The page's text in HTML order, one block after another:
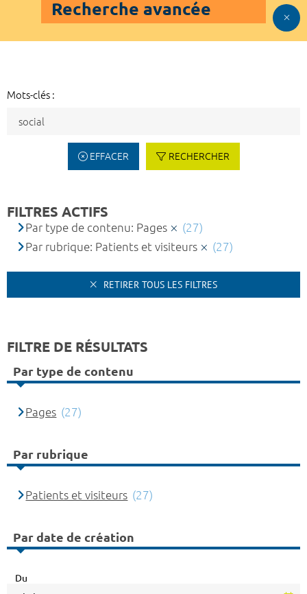
Recherche avancée
Mots-clés :
EFFACER RECHERCHER
FILTRES ACTIFS
Par type de contenu: Pages
(27)
Par rubrique: Patients et visiteurs
(27)
RETIRER TOUS LES FILTRES
FILTRE DE RÉSULTATS
Par type de contenu
Pages (27)
Par rubrique
Patients et visiteurs (27)
Par date de création
Du